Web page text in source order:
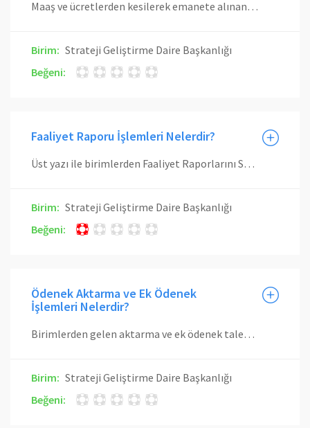
Maaş ve ücretlerden kesilerek emanete alınan SGK primi, vergi, sendika aidatları, icra vb. kesintilerin sistemdeki onayı yapılmış evrakların kontrolü yapılır. Mevzuatına göre kesilen vergiler takip eden ayın yirmi üçüne kadar beyan edilip yirmi altısı akşamına kadar ilgili vergi dairesinin banka hesabına aktarılır. Kefalet ve sendika aidatları ödemeleri, ilgili ayın sonuna kadar Maliye Bakanlığı Kefalet Sandığı Başkanlığı ve ilgili sendikaların hesabına aktarılır.
Birim: Strateji Geliştirme Daire Başkanlığı
Beğeni:
Faaliyet Raporu İşlemleri Nelerdir?
Üst yazı ile birimlerden Faaliyet Raporlarını Strateji Geliştirme Daire Başkanlığı web sayfasında yayınlanan Faaliyet Raporu taslağı üzerinden hazırlanır. Doldurulan Birim Faaliyet Raporlarının çıktıları alınır ve Birimlerin üst yöneticilerine imzalattırılarak Strateji Geliştirme Daire Başkanlığına gönderir. Strateji Geliştirme Daire Başkanlığı tarafından Birim Faaliyet Raporları konsolide edilir ve gerekli düzeltmeler yapılır, Üniversite Faaliyet Raporu Rektörlük Makamının oluruna sunulur. Gerekli düzeltmeler yapılarak Strateji Geliştirme Daire Başkanı ‘’Mali Hizmetler Birim Yöneticisinin Beyan’ını imzalar ve üst yönetici olarak Rektör ‘’İç Kontrol Güvence Beyanı’’nı imzalar. Basılan rapor Maliye Bakanlığı’na ve Sayıştay’a gönderilir. Sayıştay’dan gelen Uygunluk Bildirimi ile birlikte Türkiye Büyük Millet Meclisi’ne sunulur. Üniversite internet sitesinde yayınlanarak kamuoyuna duyurulur.
Birim: Strateji Geliştirme Daire Başkanlığı
Beğeni:
Ödenek Aktarma ve Ek Ödenek
İşlemleri Nelerdir?
Birimlerden gelen aktarma ve ek ödenek talepleri Strateji Geliştirme Daire Başkanlığı tarafından Maliye Bakanlığınca yayınlanan Yılı Merkezi Yönetim Bütçe Kanunu ve Uygulama Tebliğinde belirtilen esaslara göre değerlendirilir. Kurum içi aktarmalar harcama birimleri ihtiyaç ve talepleri doğrultusunda gerçekleşir. Kurum içi aktarmalarda harcama birimleri taleplerinde bütçelerinde yer alan ödeneklerinin yetersiz kalan tertibi ile aktarma yapılacak tertibi de belirtirler. Uygun olmayan aktarma talepleri gerekçesi belirtilerek harcama birimlerine iade edilir. Mevzuat çerçevesinde Strateji Geliştirme Daire Başkanlığınca yapılacak işlemler e-bütçe sistemine giriş yapılır ve ödenek gönderme belgesi düzenlenir. Maliye Bakanlığı’nca sonuçlandırılması gereken talepler için Strateji Geliştirme Daire Başkanlığınca hazırlanan gerekçeli bir üst yazı üst yönetimin onayına sunulur. Onaylanan yazı Maliye Bakanlığı’na gönderilir. Maliye Bakanlığı’nca uygun görülen aktarma ve ek ödenek işlemleri e-bütçe sisteminde ödenek gönderme belgesi düzenlemek suretiyle serbest bırakılır.
Birim: Strateji Geliştirme Daire Başkanlığı
Beğeni: